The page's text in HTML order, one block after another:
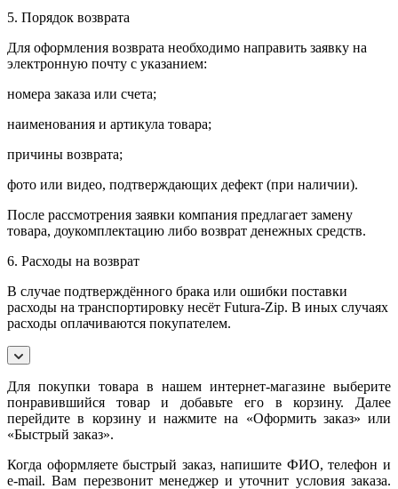
5. Порядок возврата
Для оформления возврата необходимо направить заявку на
электронную почту с указанием:
номера заказа или счета;
наименования и артикула товара;
причины возврата;
фото или видео, подтверждающих дефект (при наличии).
После рассмотрения заявки компания предлагает замену
товара, доукомплектацию либо возврат денежных средств.
6. Расходы на возврат
В случае подтверждённого брака или ошибки поставки
расходы на транспортировку несёт Futura-Zip. В иных случаях
расходы оплачиваются покупателем.
Для покупки товара в нашем интернет-магазине выберите
понравившийся товар и добавьте его в корзину. Далее
перейдите в корзину и нажмите на «Оформить заказ» или
«Быстрый заказ».
Когда оформляете быстрый заказ, напишите ФИО, телефон и
e-mail. Вам перезвонит менеджер и уточнит условия заказа.